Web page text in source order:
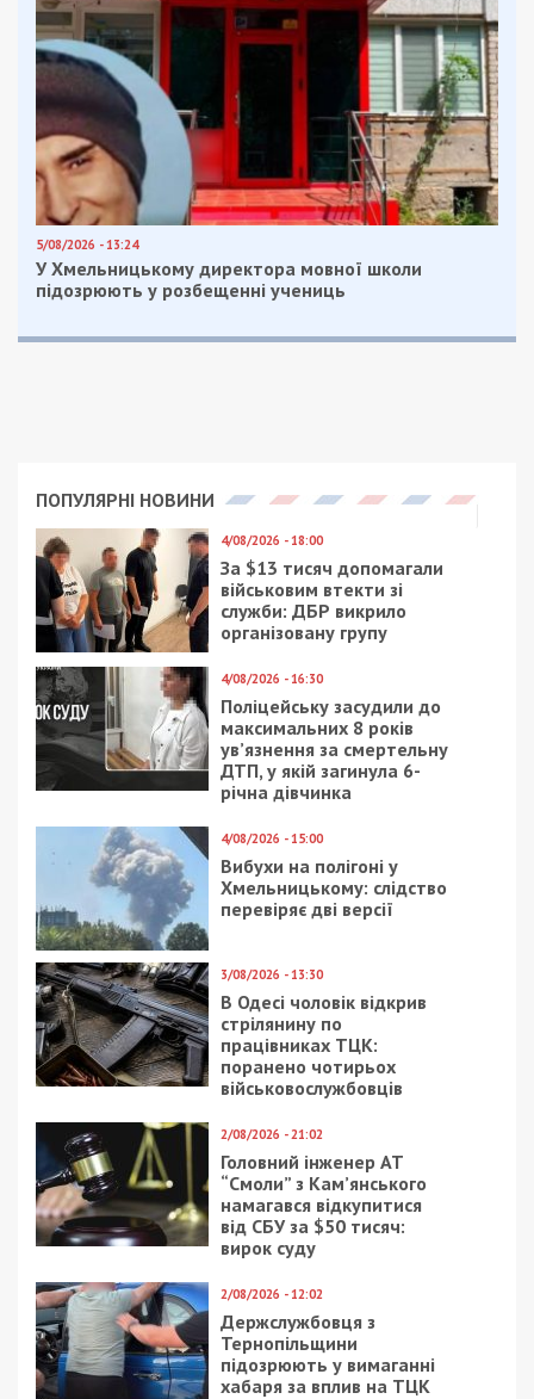
5/08/2026 - 13:24
У Хмельницькому директора мовної школи
підозрюють у розбещенні учениць
ПОПУЛЯРНІ НОВИНИ
4/08/2026 - 18:00
За $13 тисяч допомагали
військовим втекти зі
служби: ДБР викрило
організовану групу
4/08/2026 - 16:30
Поліцейську засудили до
максимальних 8 років
ув’язнення за смертельну
ДТП, у якій загинула 6-
річна дівчинка
4/08/2026 - 15:00
Вибухи на полігоні у
Хмельницькому: слідство
перевіряє дві версії
3/08/2026 - 13:30
В Одесі чоловік відкрив
стрілянину по
працівниках ТЦК:
поранено чотирьох
військовослужбовців
2/08/2026 - 21:02
Головний інженер АТ
“Смоли” з Кам’янського
намагався відкупитися
від СБУ за $50 тисяч:
вирок суду
2/08/2026 - 12:02
Держслужбовця з
Тернопільщини
підозрюють у вимаганні
хабаря за вплив на ТЦК